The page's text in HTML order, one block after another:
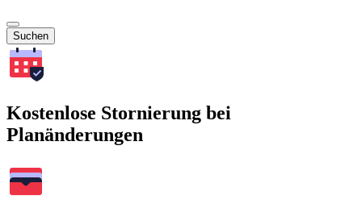
Suchen
Kostenlose Stornierung bei
Planänderungen